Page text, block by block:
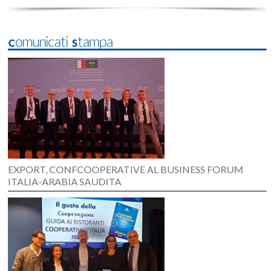
Comunicati Stampa
EXPORT, CONFCOOPERATIVE AL BUSINESS FORUM
ITALIA-ARABIA SAUDITA